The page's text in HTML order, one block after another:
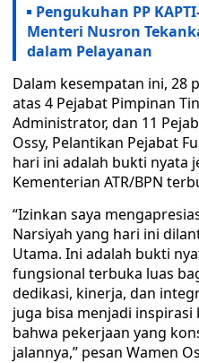
Pengukuhan PP
Menteri Nusron
dalam Pelayanan
Dalam kesempatan ini, 28
atas 4 Pejabat Pimpinan
Administrator, dan 11
Ossy, Pelantikan Pejabat
hari ini adalah bukti nyata
Kementerian ATR/BPN
“Izinkan saya
Narsiyah yang hari ini
Utama. Ini adalah bukti
fungsional terbuka luas
dedikasi, kinerja, dan
juga bisa menjadi inspirasi
bahwa pekerjaan yang
jalannya,” pesan Wamen